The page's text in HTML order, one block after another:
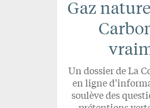
Gaz
Un dossier de La
en ligne
soulève des